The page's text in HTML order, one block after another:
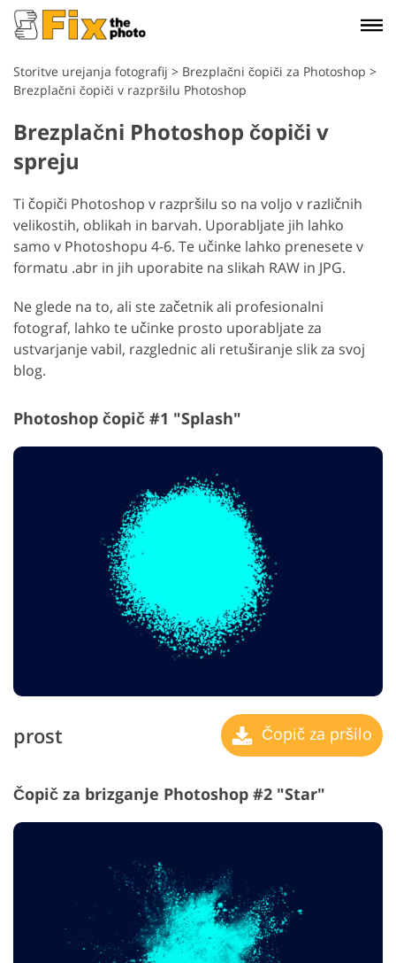
Storitve urejanja fotografij > Brezplačni čopiči za Photoshop >
Brezplačni čopiči v razpršilu Photoshop
Brezplačni Photoshop čopiči v
spreju
Ti čopiči Photoshop v razpršilu so na voljo v različnih
velikostih, oblikah in barvah. Uporabljate jih lahko
samo v Photoshopu 4-6. Te učinke lahko prenesete v
formatu .abr in jih uporabite na slikah RAW in JPG.
Ne glede na to, ali ste začetnik ali profesionalni
fotograf, lahko te učinke prosto uporabljate za
ustvarjanje vabil, razglednic ali retuširanje slik za svoj
blog.
Photoshop čopič #1 "Splash"
prost Čopič za pršilo
Čopič za brizganje Photoshop #2 "Star"